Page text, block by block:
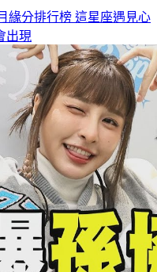
緣分排行榜 這星座遇見心
出現